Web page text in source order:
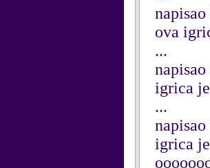
ova
...
igrica
...
igrica